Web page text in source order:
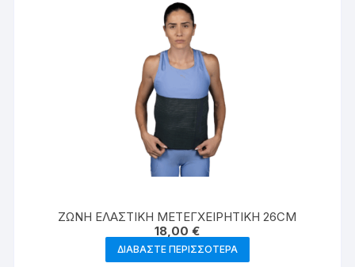
ΖΩΝΗ EΛΑΣΤΙΚΗ ΜΕΤΕΓΧΕΙΡΗΤΙΚΗ 26CM
18,00€
ΔΙΑΒΆΣΤΕ ΠΕΡΙΣΣΌΤΕΡΑ